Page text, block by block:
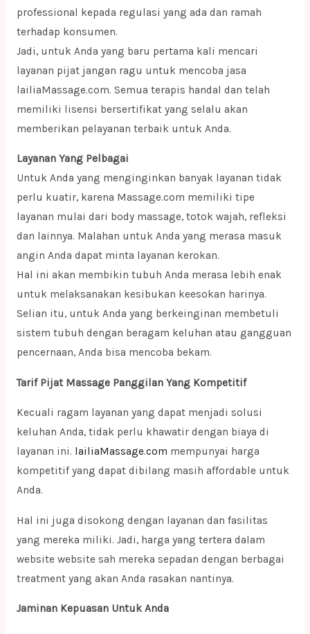
professional kepada regulasi yang ada dan ramah
terhadap konsumen.
Jadi, untuk Anda yang baru pertama kali mencari
layanan pijat jangan ragu untuk mencoba jasa
lailiaMassage.com. Semua terapis handal dan telah
memiliki lisensi bersertifikat yang selalu akan
memberikan pelayanan terbaik untuk Anda.
Layanan Yang Pelbagai
Untuk Anda yang menginginkan banyak layanan tidak
perlu kuatir, karena Massage.com memiliki tipe
layanan mulai dari body massage, totok wajah, refleksi
dan lainnya. Malahan untuk Anda yang merasa masuk
angin Anda dapat minta layanan kerokan.
Hal ini akan membikin tubuh Anda merasa lebih enak
untuk melaksanakan kesibukan keesokan harinya.
Selian itu, untuk Anda yang berkeinginan membetuli
sistem tubuh dengan beragam keluhan atau gangguan
pencernaan, Anda bisa mencoba bekam.
Tarif Pijat Massage Panggilan Yang Kompetitif
Kecuali ragam layanan yang dapat menjadi solusi
keluhan Anda, tidak perlu khawatir dengan biaya di
layanan ini. lailiaMassage.com mempunyai harga
kompetitif yang dapat dibilang masih affordable untuk
Anda.
Hal ini juga disokong dengan layanan dan fasilitas
yang mereka miliki. Jadi, harga yang tertera dalam
website website sah mereka sepadan dengan berbagai
treatment yang akan Anda rasakan nantinya.
Jaminan Kepuasan Untuk Anda